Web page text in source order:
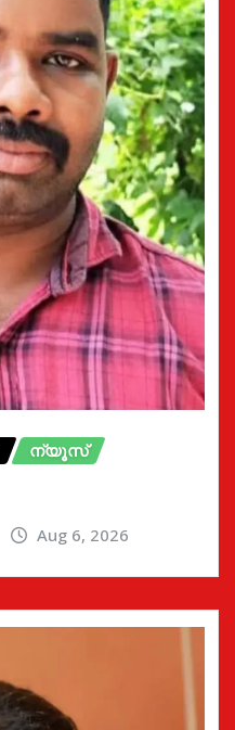
ന്യൂസ്
Aug 6, 2026